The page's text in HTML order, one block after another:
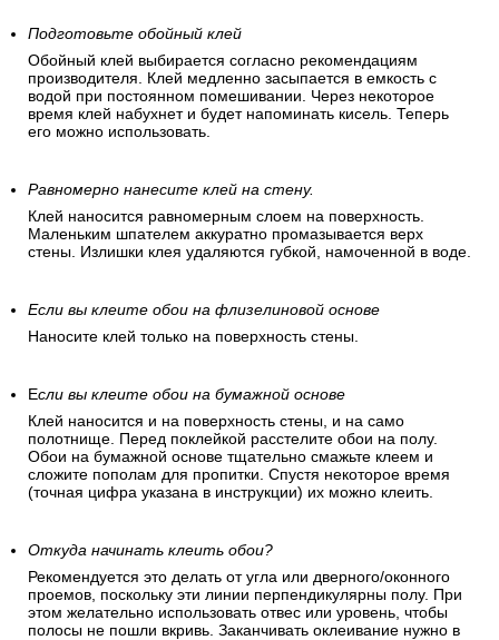
последующее полотнище, клеится с вертикальным сдвигом
относительно предыдущего
Рисунок не определен (встречная наклейка). Каждое из
последующих полотен клеится в противоположном
направлении, относительно предыдущего
Обойный клей выбирается согласно рекомендациям
производителя. Клей медленно засыпается в емкость с
водой при постоянном помешивании. Через некоторое
время клей набухнет и будет напоминать кисель. Теперь
его можно использовать.
Равномерно нанесите клей на стену.
Клей наносится равномерным слоем на поверхность.
Если вы клеите обои на флизелиновой основе
Наносите клей только на поверхность стены.
Клей наносится и на поверхность стены, и на само
полотнище. Перед поклейкой расстелите обои на полу.
Обои на бумажной основе тщательно смажьте клеем и
сложите пополам для пропитки. Спустя некоторое время
(точная цифра указана в инструкции) их можно клеить.